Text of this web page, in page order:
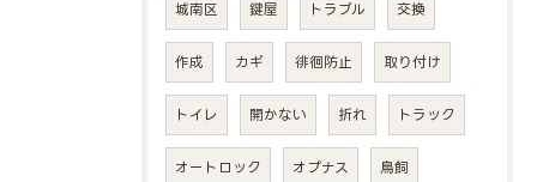
城南区 鍵屋 トラブル 交換
作成 カギ 徘徊防止 取り付け
トイレ 開かない 折れ トラック
オートロック オプナス 鳥飼